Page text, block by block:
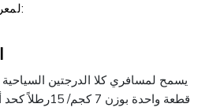
لمعرفته حول الأمتعة بالتفصيل:
يسمح لمسافري كلا الدرجتين
قطعة واحدة